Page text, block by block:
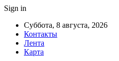
Sign in
Суббота, 8 августа, 2026
Контакты
Лента
Карта